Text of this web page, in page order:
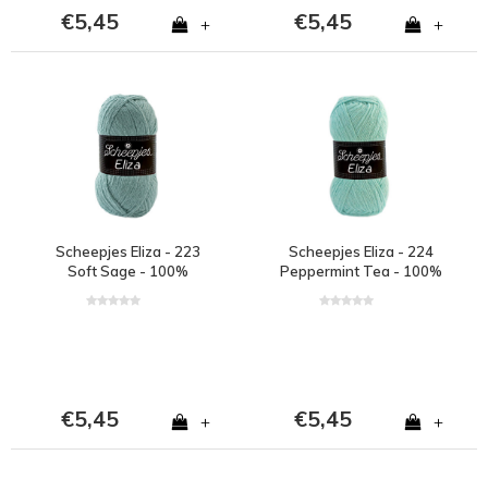
€5,45 + €5,45 +
Scheepjes Eliza - 223
Soft Sage - 100%
€5,45 +
Scheepjes Eliza - 224
Peppermint Tea - 100%
€5,45 +